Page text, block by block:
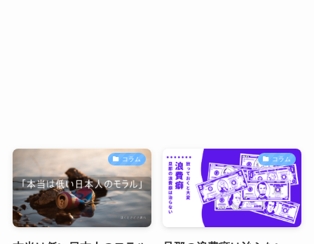
コラム コラム